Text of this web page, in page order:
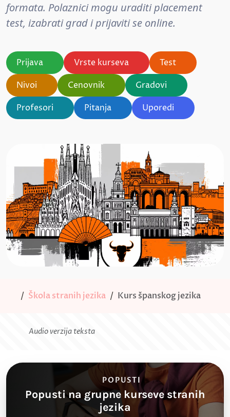
formata. Polaznici mogu uraditi placement
test, izabrati grad i prijaviti se online.
Prijava Vrste kurseva
Test
Nivoi
Cenovnik
Gradovi
Profesori
Pitanja Uporedi
Škola stranih jezika Kurs španskog jezika
Audio verzija teksta
POPUSTI
Popusti na grupne kurseve stranih
jezika